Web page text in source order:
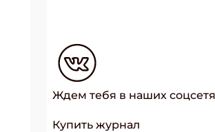
Ждем тебя в наших
Купить журнал